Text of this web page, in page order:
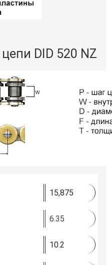
DID 520 NZ
15,875
6.35
10.2